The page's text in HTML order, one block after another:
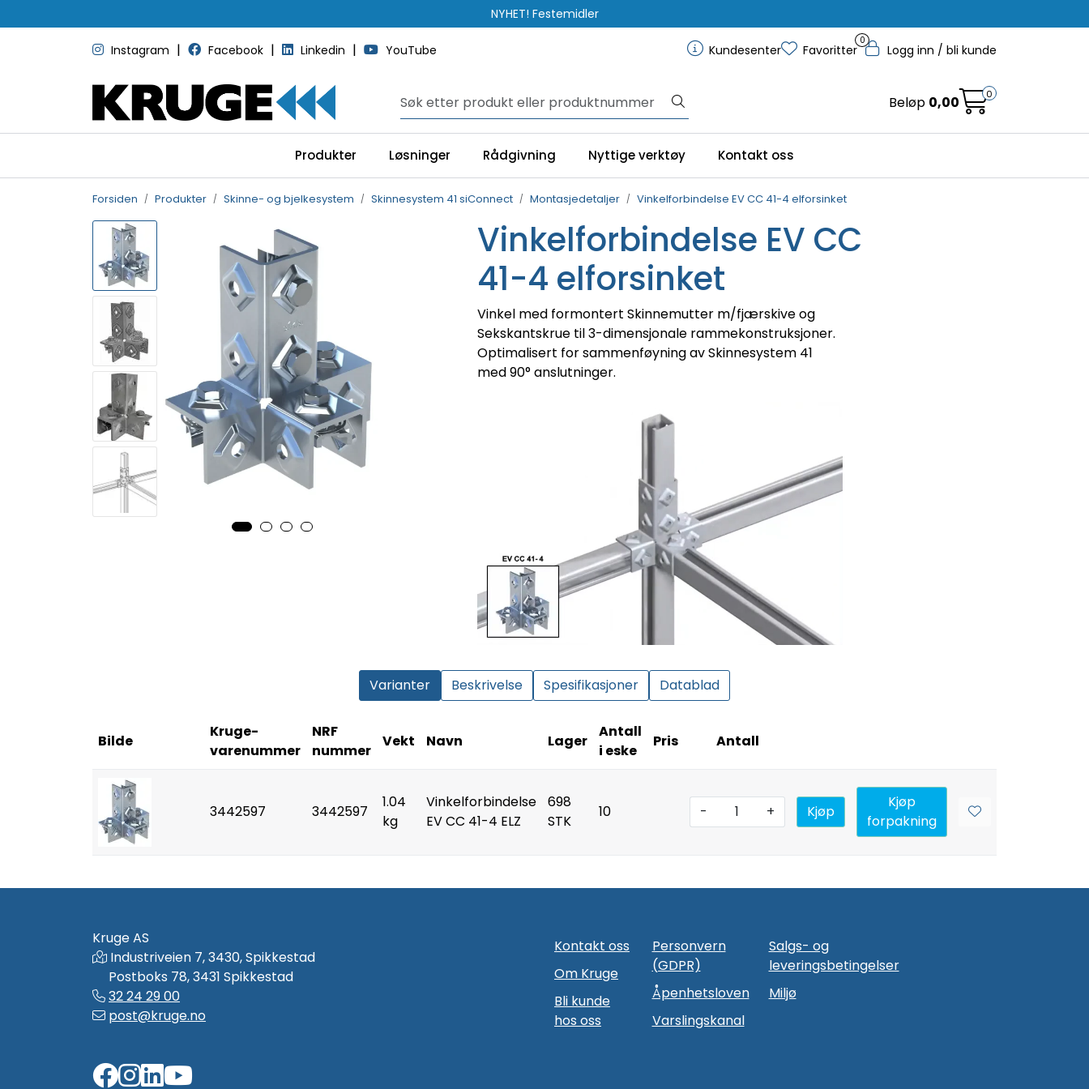
NYHET! Festemidler
Instagram | Facebook | Linkedin | YouTube Kundesenter
0
Favoritter Logg inn / bli kunde
Beløp 0,00 0
Produkter Løsninger Rådgivning Nyttige verktøy Kontakt oss
Forsiden Produkter Skinne- og bjelkesystem Skinnesystem 41 siConnect Montasjedetaljer Vinkelforbindelse EV CC 41-4 elforsinket
Vinkelforbindelse EV CC
41-4 elforsinket
Vinkel med formontert Skinnemutter m/fjærskive og
Sekskantskrue til 3-dimensjonale rammekonstruksjoner.
Optimalisert for sammenføyning av Skinnesystem 41
med 90° anslutninger.
Varianter Beskrivelse Spesifikasjoner Datablad
Bilde
Kruge-
varenummer
NRF
nummer
Vekt Navn Lager
Antall
i eske
Pris Antall
3442597 3442597
1.04
kg
Vinkelforbindelse
EV CC 41-4 ELZ
698
STK
10 - + Kjøp
Kjøp
forpakning
Kruge AS
Industriveien 7, 3430, Spikkestad
Postboks 78, 3431 Spikkestad
32 24 29 00
post@kruge.no
Kontakt oss
Om Kruge
Bli kunde
hos oss
Personvern
(GDPR)
Åpenhetsloven
Varslingskanal
Salgs- og
leveringsbetingelser
Miljø